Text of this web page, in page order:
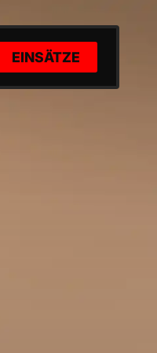
EINSÄTZE